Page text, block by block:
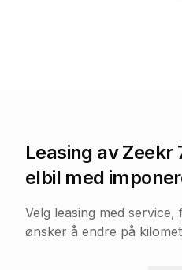
Leasing avZeekr
elbil med
Velg leasing med
ønsker å endre på